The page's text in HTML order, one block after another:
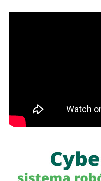
punto de venta de drogas